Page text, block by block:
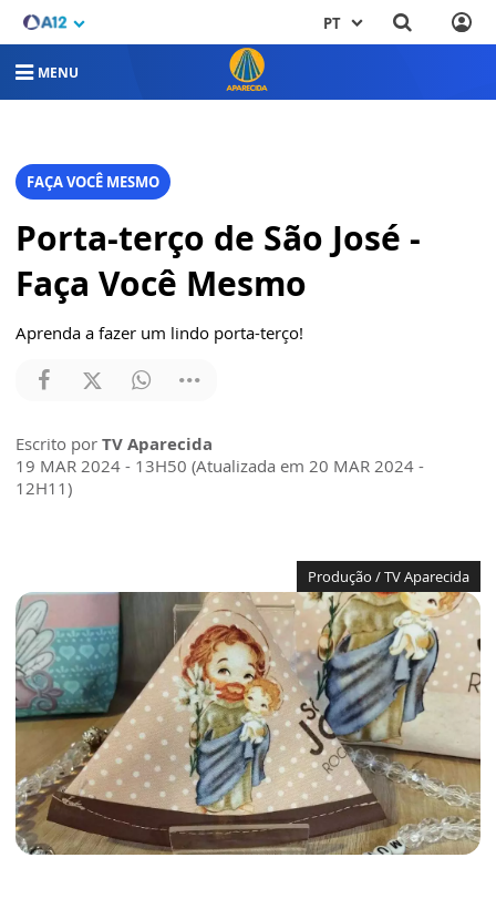
PT
MENU
FAÇA VOCÊ MESMO
Porta-terço de São José -
Faça Você Mesmo
Aprenda a fazer um lindo porta-terço!
Escrito por TV Aparecida
19 MAR 2024 - 13H50 (Atualizada em 20 MAR 2024 -
12H11)
Produção / TV Aparecida